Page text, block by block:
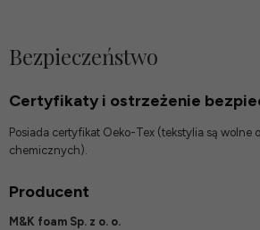
Bezpieczeństwo
Certyfikaty i ostrzeżenie
Posiada certyfikat Oeko-Tex (tekstylia są wolne
chemicznych).
Producent
M&K foam Sp. z o. o.